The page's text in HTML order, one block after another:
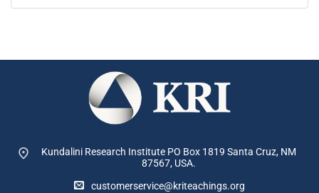
Kundalini Research Institute PO Box 1819 Santa Cruz, NM
87567, USA.
customerservice@kriteachings.org